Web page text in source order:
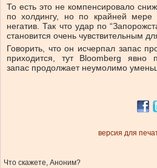
То есть это не компенсировало
по холдингу, но по крайней мере
негатив. Так что удар по
становится очень чувствительным
Говорить, что он исчерпал запас
приходится, тут Bloomberg явно
запас продолжает неумолимо
версия для
Что скажете, Аноним?